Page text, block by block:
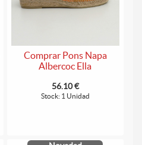
Comprar Pons Napa
Albercoc Ella
56.10 €
Stock: 1 Unidad